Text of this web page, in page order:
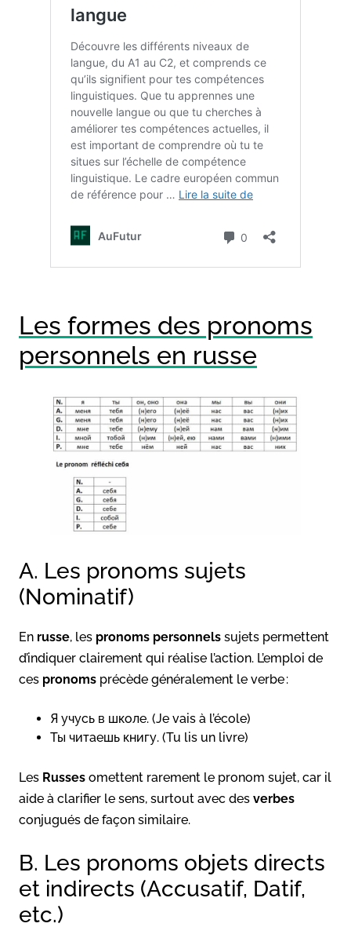
Les formes des pronoms
personnels en russe
A. Les pronoms sujets
(Nominatif)
En russe, les pronoms personnels sujets permettent
d’indiquer clairement qui réalise l’action. L’emploi de
ces pronoms précède généralement le verbe :
Я учусь в школе. (Je vais à l’école)
Ты читаешь книгу. (Tu lis un livre)
Les Russes omettent rarement le pronom sujet, car il
aide à clarifier le sens, surtout avec des verbes
conjugués de façon similaire.
B. Les pronoms objets directs
et indirects (Accusatif, Datif,
etc.)